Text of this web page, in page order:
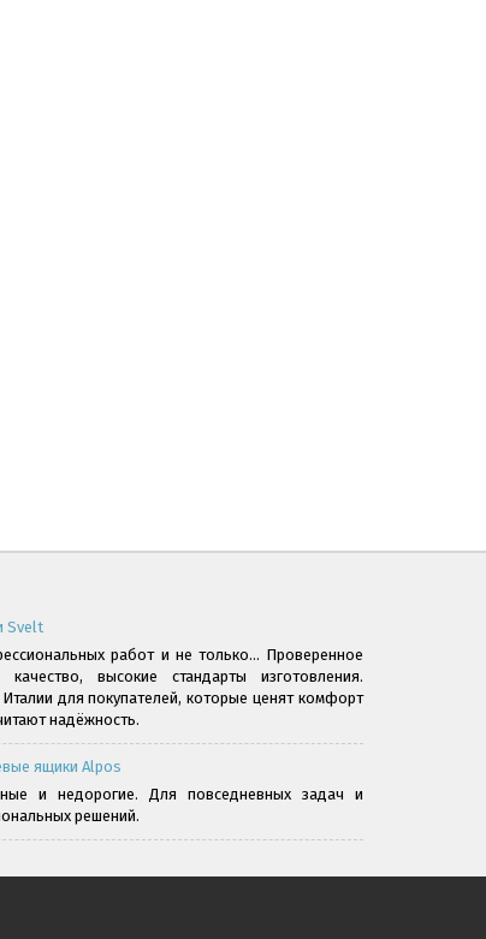
Svelt
работ и не только... Проверенное
качество, высокие стандарты изготовления.
для покупателей, которые ценят комфорт
надёжность.
ящики Alpos
и недорогие. Для повседневных задач и
решений.